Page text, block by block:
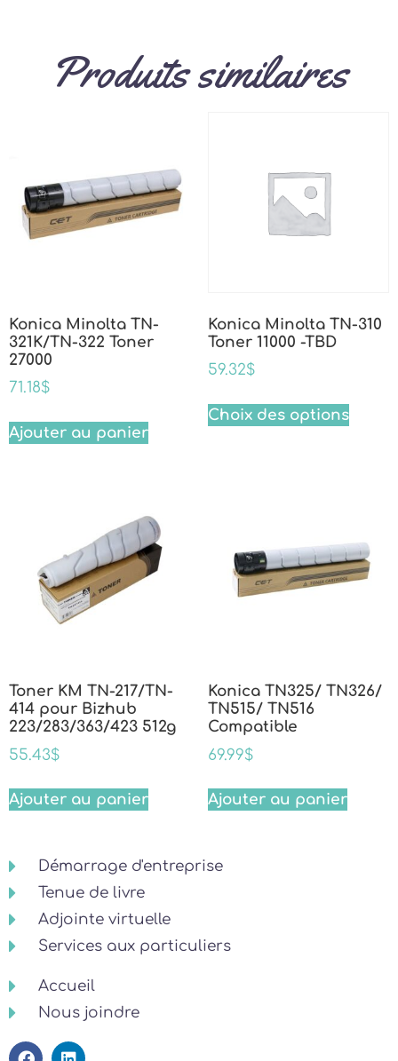
Produits similaires
Konica Minolta TN-
321K/TN-322 Toner
27000
71.18$
Ajouter au panier
Konica Minolta TN-310
Toner 11000 -TBD
59.32$
Choix des options
Toner KM TN-217/TN-
414 pour Bizhub
223/283/363/423 512g
55.43$
Ajouter au panier
Konica TN325/ TN326/
TN515/ TN516
Compatible
69.99$
Ajouter au panier
Démarrage d'entreprise
Tenue de livre
Adjointe virtuelle
Services aux particuliers
Accueil
Nous joindre